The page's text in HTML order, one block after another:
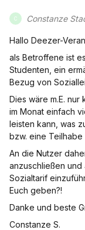
C Constanze
Hallo Deezer-
als Betroffene ist
Studenten, ein
Bezug von
Dies wäre m.E.
im Monat einfach
leisten kann, was
bzw. eine Teilhabe
An die Nutzer
anzuschließen
Sozialtarif
Euch geben?!
Danke und beste
Constanze S.